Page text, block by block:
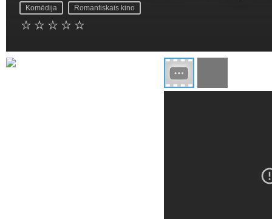
Komēdija Romantiskais kino